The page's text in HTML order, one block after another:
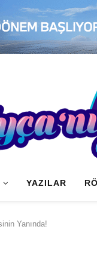
YAZILAR
Yanında!